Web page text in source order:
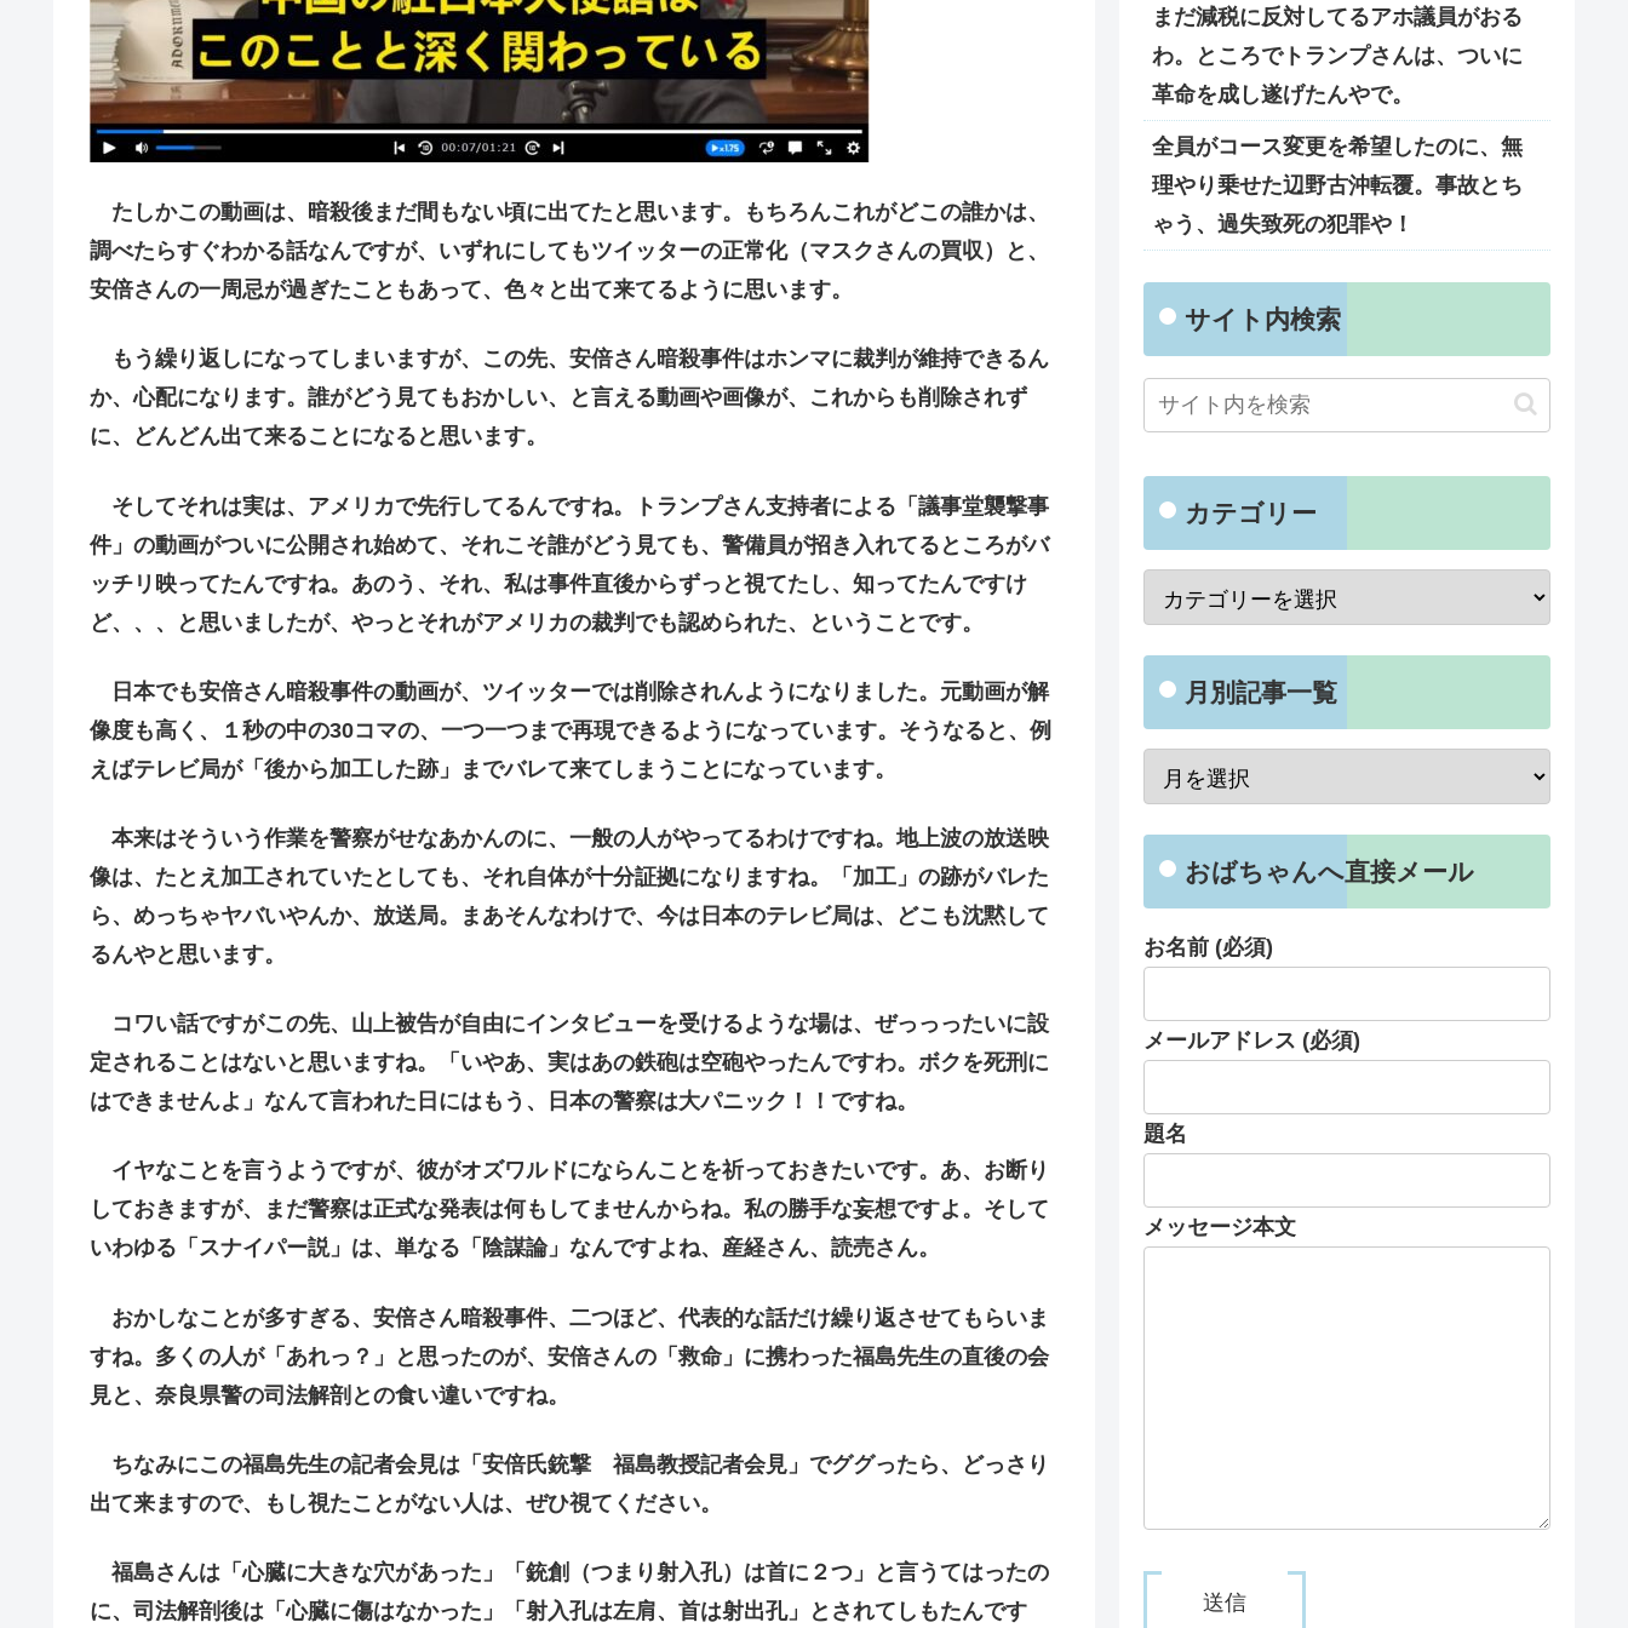
たしかこの動画は、暗殺後まだ間もない頃に出てたと思います。もちろんこれがどこの誰かは、
調べたらすぐわかる話なんですが、いずれにしてもツイッターの正常化（マスクさんの買収）と、
安倍さんの一周忌が過ぎたこともあって、色々と出て来てるように思います。
もう繰り返しになってしまいますが、この先、安倍さん暗殺事件はホンマに裁判が維持できるん
か、心配になります。誰がどう見てもおかしい、と言える動画や画像が、これからも削除されず
に、どんどん出て来ることになると思います。
そしてそれは実は、アメリカで先行してるんですね。トランプさん支持者による「議事堂襲撃事
件」の動画がついに公開され始めて、それこそ誰がどう見ても、警備員が招き入れてるところがバ
ッチリ映ってたんですね。あのう、それ、私は事件直後からずっと視てたし、知ってたんですけ
ど、、、と思いましたが、やっとそれがアメリカの裁判でも認められた、ということです。
日本でも安倍さん暗殺事件の動画が、ツイッターでは削除されんようになりました。元動画が解
像度も高く、１秒の中の30コマの、一つ一つまで再現できるようになっています。そうなると、例
えばテレビ局が「後から加工した跡」までバレて来てしまうことになっています。
本来はそういう作業を警察がせなあかんのに、一般の人がやってるわけですね。地上波の放送映
像は、たとえ加工されていたとしても、それ自体が十分証拠になりますね。「加工」の跡がバレた
ら、めっちゃヤバいやんか、放送局。まあそんなわけで、今は日本のテレビ局は、どこも沈黙して
るんやと思います。
コワい話ですがこの先、山上被告が自由にインタビューを受けるような場は、ぜっっったいに設
定されることはないと思いますね。「いやあ、実はあの鉄砲は空砲やったんですわ。ボクを死刑に
はできませんよ」なんて言われた日にはもう、日本の警察は大パニック！！ですね。
イヤなことを言うようですが、彼がオズワルドにならんことを祈っておきたいです。あ、お断り
しておきますが、まだ警察は正式な発表は何もしてませんからね。私の勝手な妄想ですよ。そして
いわゆる「スナイパー説」は、単なる「陰謀論」なんですよね、産経さん、読売さん。
おかしなことが多すぎる、安倍さん暗殺事件、二つほど、代表的な話だけ繰り返させてもらいま
すね。多くの人が「あれっ？」と思ったのが、安倍さんの「救命」に携わった福島先生の直後の会
見と、奈良県警の司法解剖との食い違いですね。
ちなみにこの福島先生の記者会見は「安倍氏銃撃 福島教授記者会見」でググったら、どっさり
出て来ますので、もし視たことがない人は、ぜひ視てください。
福島さんは「心臓に大きな穴があった」「銃創（つまり射入孔）は首に２つ」と言うてはったの
に、司法解剖後は「心臓に傷はなかった」「射入孔は左肩、首は射出孔」とされてしもたんです
まだ減税に反対してるアホ議員がおる
わ。ところでトランプさんは、ついに
革命を成し遂げたんやで。
全員がコース変更を希望したのに、無
理やり乗せた辺野古沖転覆。事故とち
ゃう、過失致死の犯罪や！
サイト内検索
カテゴリー
月別記事一覧
おばちゃんへ直接メール
お名前 (必須)
メールアドレス (必須)
題名
メッセージ本文